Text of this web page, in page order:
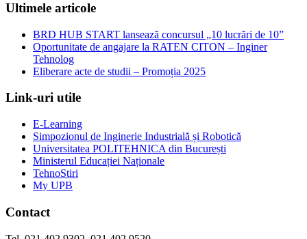
Ultimele articole
BRD HUB START lansează concursul „10 lucrări de 10”
Oportunitate de angajare la RATEN CITON – Inginer
Tehnolog
Eliberare acte de studii – Promoția 2025
Link-uri utile
E-Learning
Simpozionul de Inginerie Industrială și Robotică
Universitatea POLITEHNICA din București
Ministerul Educației Naționale
TehnoStiri
My UPB
Contact